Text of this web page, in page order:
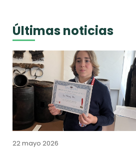
Últimas noticias
22 mayo 2026